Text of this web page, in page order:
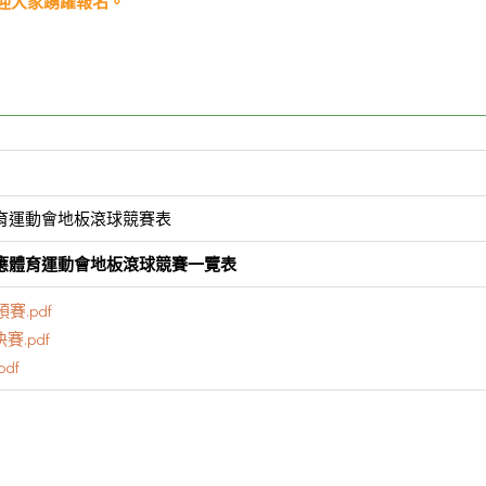
運動會地板滾球競賽表
體育運動會地板滾球競賽一覽表
賽.pdf
賽.pdf